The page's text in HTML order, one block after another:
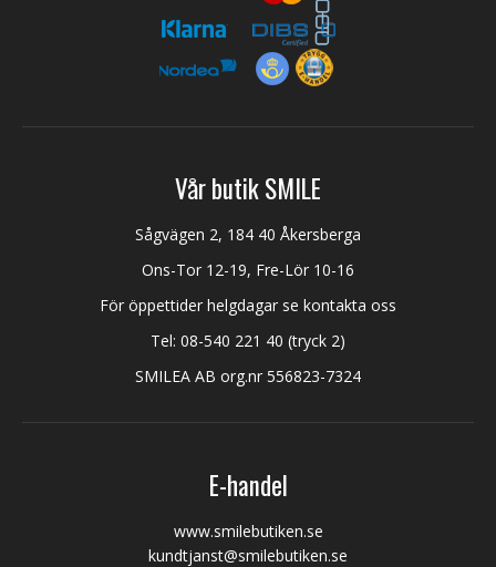
Vår butik SMILE
Sågvägen 2, 184 40 Åkersberga
Ons-Tor 12-19, Fre-Lör 10-16
För öppettider helgdagar se kontakta oss
Tel: 08-540 221 40 (tryck 2)
SMILEA AB org.nr 556823-7324
E-handel
www.smilebutiken.se
kundtjanst@smilebutiken.se